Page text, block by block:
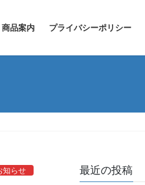
商品案内 プライバシーポリシー
知らせ 最近の投稿